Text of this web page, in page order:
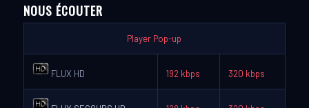
NOUS ÉCOUTER
Player Pop-up
FLUX HD 192 kbps 320 kbps